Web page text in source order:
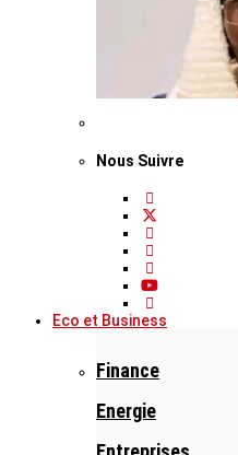
Nous Suivre
Eco et Business
Finance
Energie